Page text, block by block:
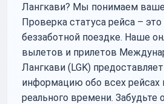
Лангкави? Мы понимаем
Проверка статуса рейса –
беззаботной поездке. Наше
вылетов и прилетов
Лангкави (LGK)
информацию обо всех
реального времени. Забудьте